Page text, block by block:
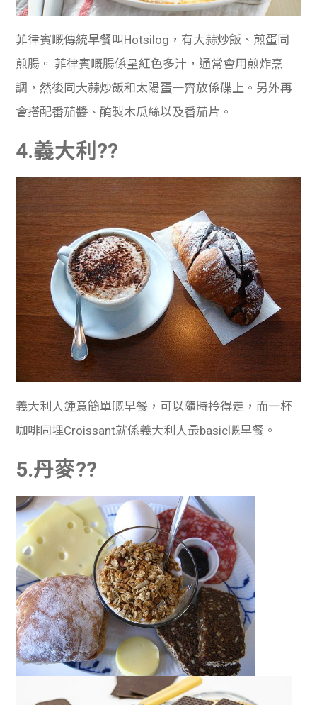
菲律賓嘅傳統早餐叫Hotsilog，有大蒜炒飯、煎蛋同
煎腸。 菲律賓嘅腸係呈紅色多汁，通常會用煎炸烹
調，然後同大蒜炒飯和太陽蛋一齊放係碟上。另外再
會搭配番茄醬、醃製木瓜絲以及番茄片。
4.義大利??
義大利人鍾意簡單嘅早餐，可以隨時拎得走，而一杯
咖啡同埋Croissant就係義大利人最basic嘅早餐。
5.丹麥??